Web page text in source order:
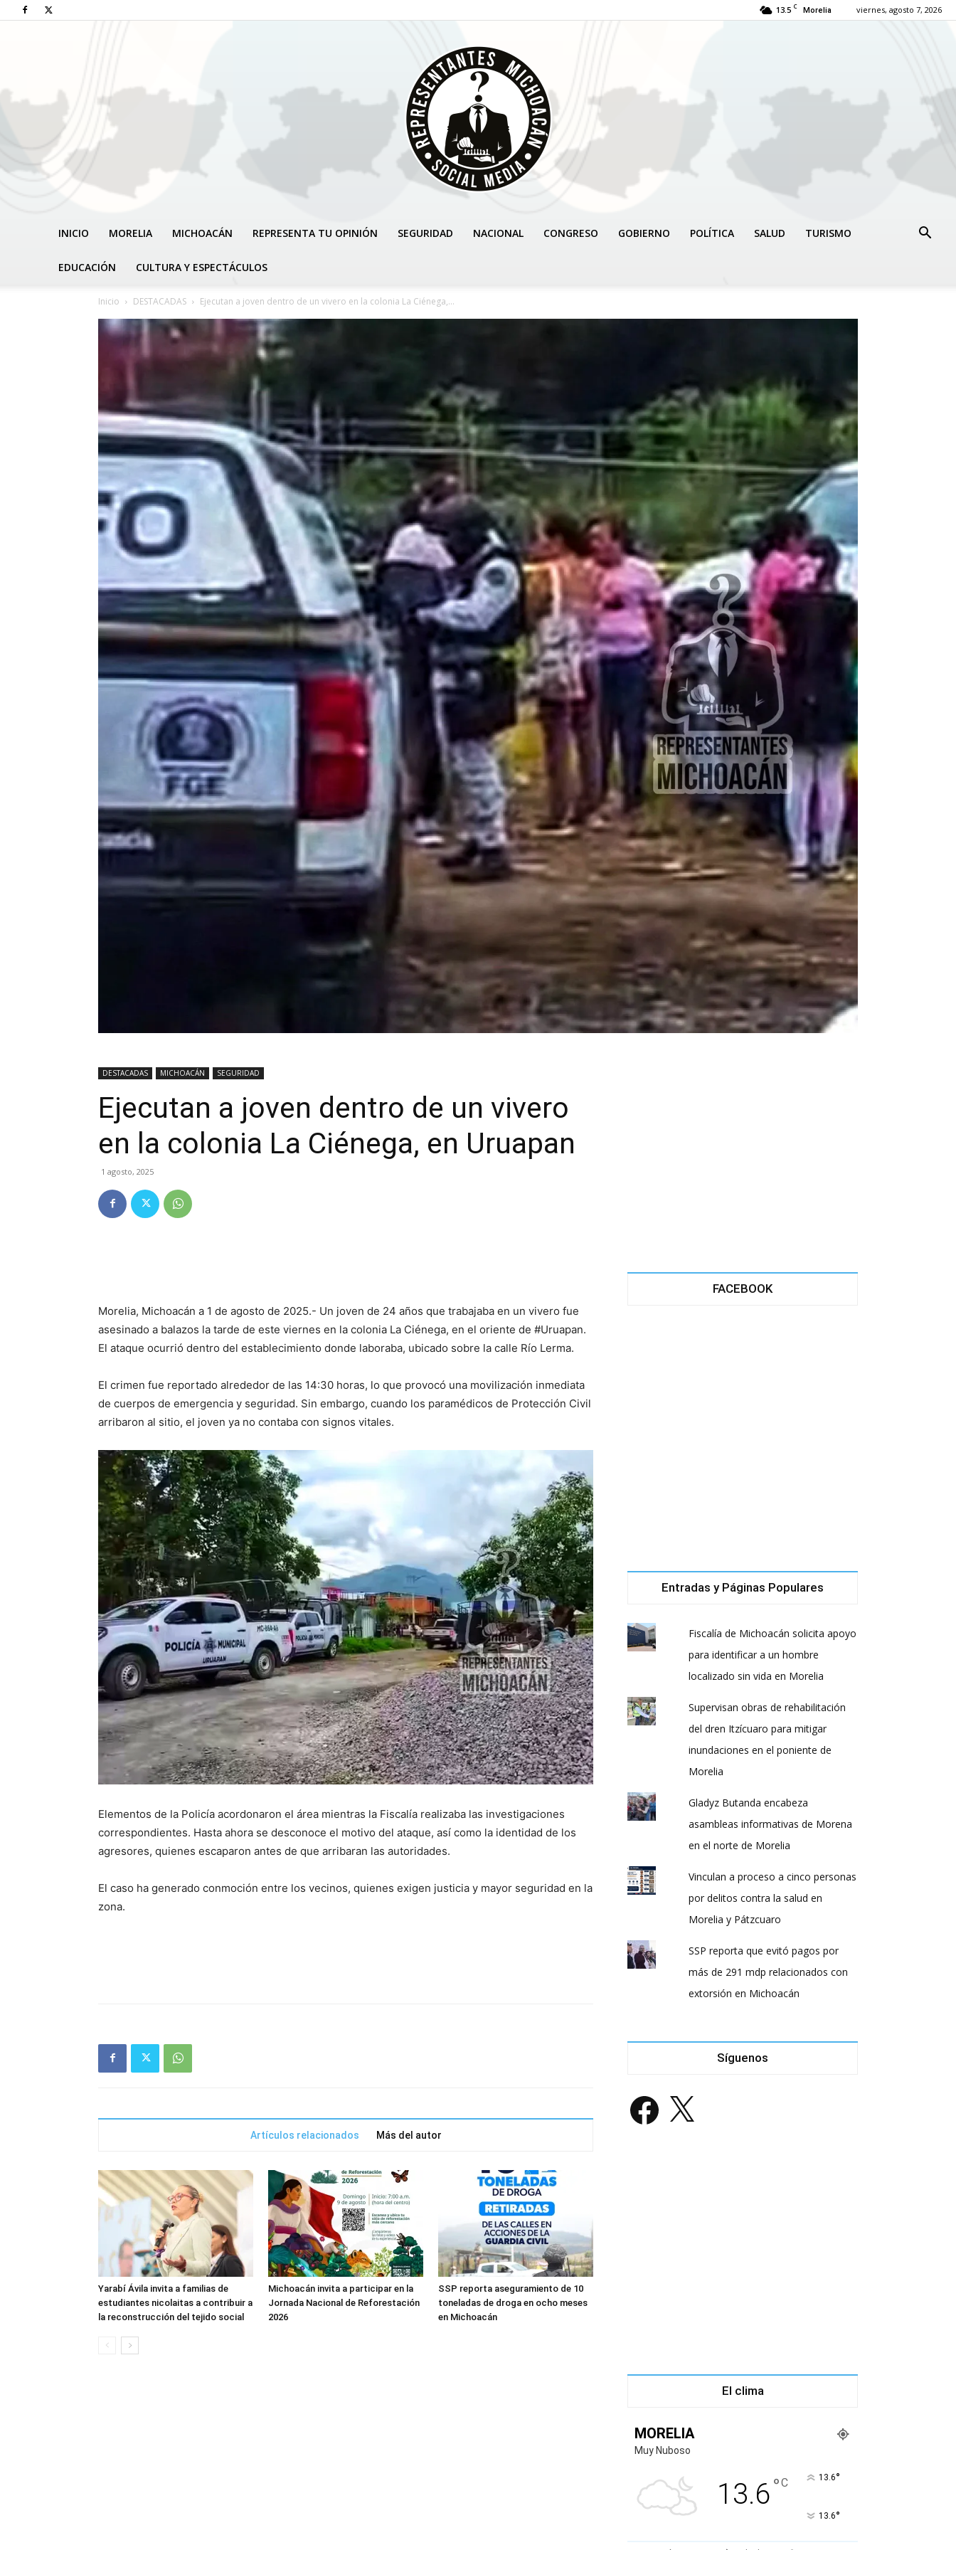
13.5 C Morelia viernes, agosto 7, 2026
SOCIAL
MEDIA
INICIO MORELIA MICHOACÁN REPRESENTA TU OPINIÓN SEGURIDAD NACIONAL CONGRESO GOBIERNO POLÍTICA SALUD TURISMO
EDUCACIÓN CULTURA Y ESPECTÁCULOS
Inicio DESTACADAS Ejecutan a joven dentro de un vivero en la colonia La Ciénega,...
DESTACADAS MICHOACÁN SEGURIDAD
Ejecutan a joven dentro de un vivero
en la colonia La Ciénega, en Uruapan
1 agosto, 2025
Morelia, Michoacán a 1 de agosto de 2025.- Un joven de 24 años que trabajaba en un vivero fue
asesinado a balazos la tarde de este viernes en la colonia La Ciénega, en el oriente de #Uruapan.
El ataque ocurrió dentro del establecimiento donde laboraba, ubicado sobre la calle Río Lerma.
El crimen fue reportado alrededor de las 14:30 horas, lo que provocó una movilización inmediata
de cuerpos de emergencia y seguridad. Sin embargo, cuando los paramédicos de Protección Civil
arribaron al sitio, el joven ya no contaba con signos vitales.
Elementos de la Policía acordonaron el área mientras la Fiscalía realizaba las investigaciones
correspondientes. Hasta ahora se desconoce el motivo del ataque, así como la identidad de los
agresores, quienes escaparon antes de que arribaran las autoridades.
El caso ha generado conmoción entre los vecinos, quienes exigen justicia y mayor seguridad en la
zona.
Artículos relacionados Más del autor
Yarabí Ávila invita a familias de
estudiantes nicolaitas a contribuir a
la reconstrucción del tejido social
Michoacán invita a participar en la
Jornada Nacional de Reforestación
2026
SSP reporta aseguramiento de 10
toneladas de droga en ocho meses
en Michoacán
FACEBOOK
Entradas y Páginas Populares
Fiscalía de Michoacán solicita apoyo
para identificar a un hombre
localizado sin vida en Morelia
Supervisan obras de rehabilitación
del dren Itzícuaro para mitigar
inundaciones en el poniente de
Morelia
Gladyz Butanda encabeza
asambleas informativas de Morena
en el norte de Morelia
Vinculan a proceso a cinco personas
por delitos contra la salud en
Morelia y Pátzcuaro
SSP reporta que evitó pagos por
más de 291 mdp relacionados con
extorsión en Michoacán
Síguenos
Facebook
El clima
MORELIA
Muy Nuboso
13.6°C 13.6°
13.6°